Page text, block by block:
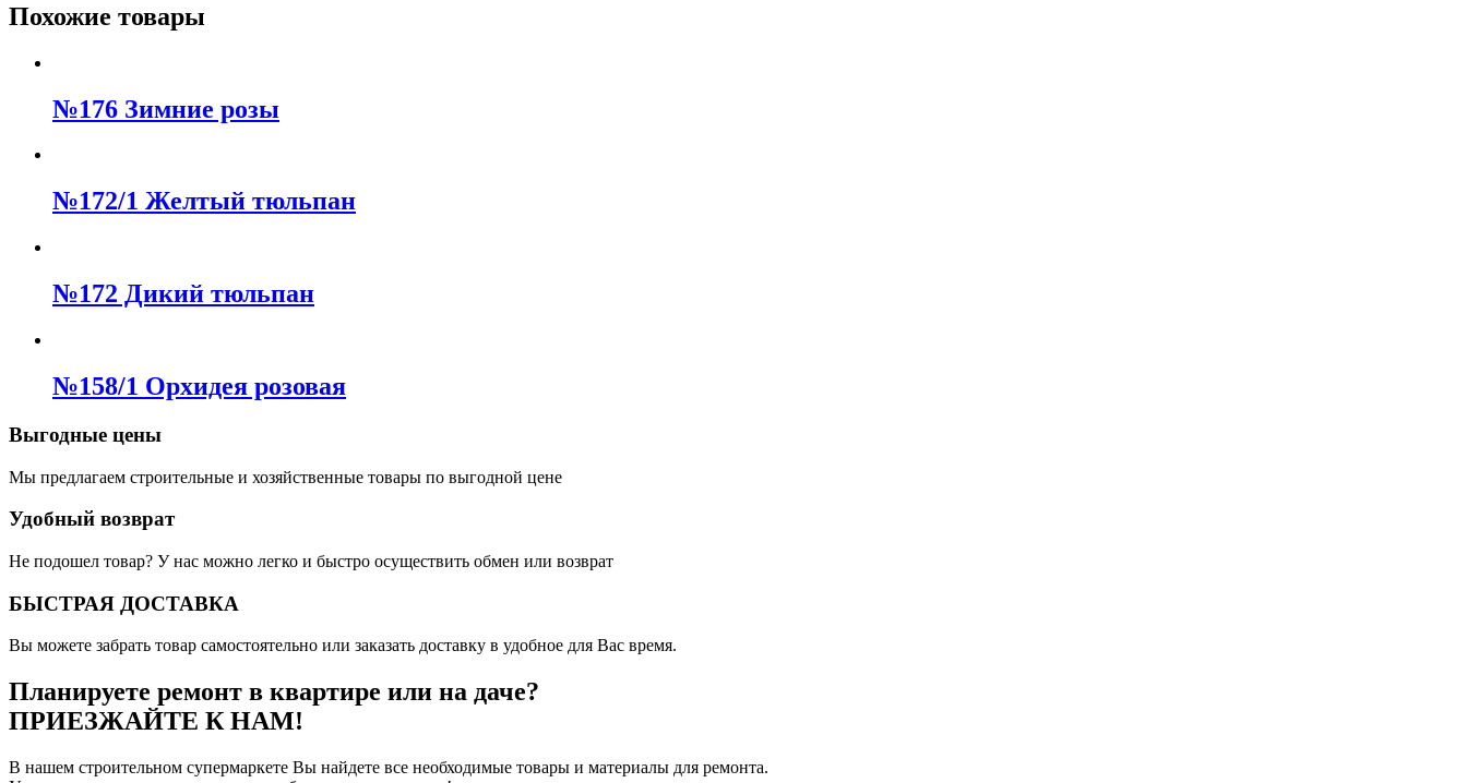
Похожие товары
№176 Зимние розы
№172/1 Желтый тюльпан
№172 Дикий тюльпан
№158/1 Орхидея розовая
Выгодные цены
Мы предлагаем строительные и хозяйственные товары по выгодной цене
Удобный возврат
Не подошел товар? У нас можно легко и быстро осуществить обмен или возврат
БЫСТРАЯ ДОСТАВКА
Вы можете забрать товар самостоятельно или заказать доставку в удобное для Вас время.
Планируете ремонт в квартире или на даче?
ПРИЕЗЖАЙТЕ К НАМ!
В нашем строительном супермаркете Вы найдете все необходимые товары и материалы для ремонта.